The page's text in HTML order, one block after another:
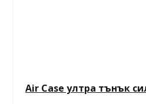
Air Case ултра тънък